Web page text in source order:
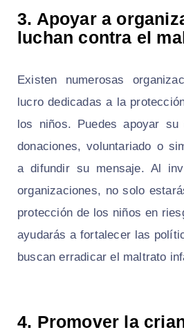
3. Apoyar a
luchan contra el
Existen numerosas
lucro dedicadas a la
los niños. Puedes apoyar
donaciones, voluntariado o
a difundir su mensaje. Al
organizaciones, no solo
protección de los niños en
ayudarás a fortalecer las
buscan erradicar el maltrato
4. Promover la